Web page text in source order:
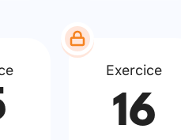
Exercice
16